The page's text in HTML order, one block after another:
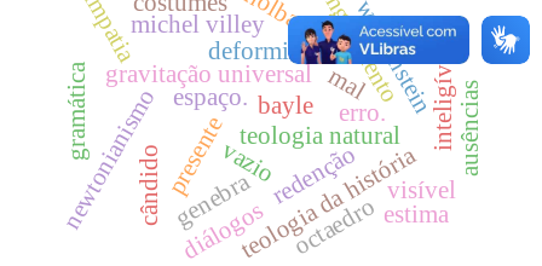
mal
teologia natural
gravitação universal
espaço.
vazio
newtonianismo
cândido
engajamento
erro.
redenção
teologia da história
bayle
genebra
diálogos
gramática
octaedro
wittgensteininteligível
visível
ausências
deformidade
presente
ius
michel villey
estima
simpatia